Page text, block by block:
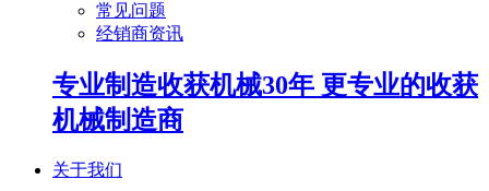
常见问题
经销商资讯
专业制造收获机械30年 更专业的收获
机械制造商
关于我们